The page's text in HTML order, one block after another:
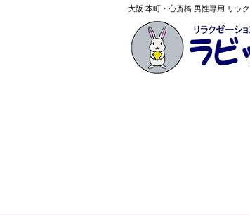
大阪 本町・心斎橋 男性専用 リラ